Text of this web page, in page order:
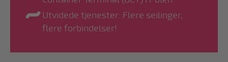
Utvidede tjenester: Flere seilinger,
flere forbindelser!